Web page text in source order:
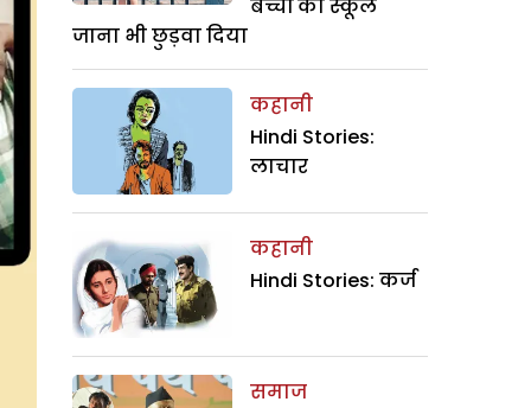
बच्चों का स्कूल
जाना भी छुड़वा दिया
कहानी
Hindi Stories:
लाचार
कहानी
Hindi Stories: कर्ज
समाज